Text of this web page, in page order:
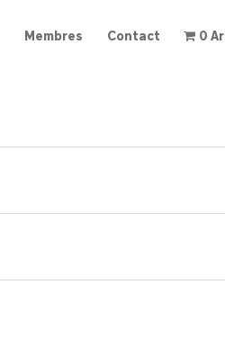
Membres Contact 0